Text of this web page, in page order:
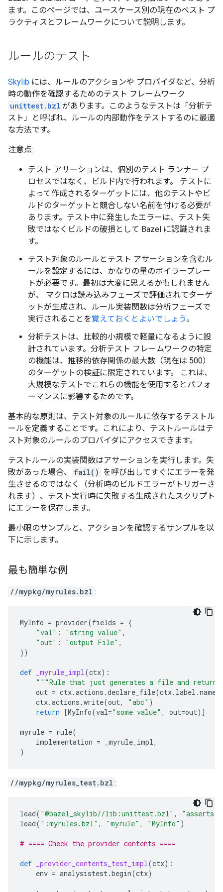
ます。このページでは、ユースケース別の現在のベスト プ
ラクティスとフレームワークについて説明します。
ルールのテスト
Skylib には、ルールのアクションや プロバイダなど、分析
時の動作を確認するためのテスト フレームワーク
unittest.bzl があります。このようなテストは「分析テ
スト」と呼ばれ、ルールの内部動作をテストするのに最適
な方法です。
注意点:
テスト アサーションは、個別のテスト ランナー プ
ロセスではなく、ビルド内で行われます。 テストに
よって作成されるターゲットには、他のテストやビ
ルドのターゲットと競合しない名前を付ける必要が
あります。テスト中に発生したエラーは、テスト失
敗ではなくビルドの破損として Bazel に認識されま
す。
テスト対象のルールとテスト アサーションを含むル
ールを設定するには、かなりの量のボイラープレー
トが必要です。最初は大変に思えるかもしれません
が、 マクロは読み込みフェーズで評価されてターゲ
ットが生成され、ルール実装関数は分析フェーズで
実行されることを覚えておくとよいでしょう。
分析テストは、比較的小規模で軽量になるように設
計されています。分析テスト フレームワークの特定
の機能は、推移的依存関係の最大数（現在は 500）
のターゲットの検証に限定されています。 これは、
大規模なテストでこれらの機能を使用するとパフォ
ーマンスに影響するためです。
基本的な原則は、テスト対象のルールに依存するテストル
ールを定義することです。これにより、テストルールはテ
スト対象のルールのプロバイダにアクセスできます。
テストルールの実装関数はアサーションを実行します。失
敗があった場合、
fail() を呼び出してすぐにエラーを発
生させるのではなく（分析時のビルドエラーがトリガーさ
れます）、テスト実行時に失敗する生成されたスクリプト
にエラーを保存します。
最小限のサンプルと、アクションを確認するサンプルを以
下に示します。
最も簡単な例
//mypkg/myrules.bzl :
MyInfo = provider(fields = {
"val" : "string value" ,
"out" : "output File" ,
})
def _myrule_impl(ctx):
"""Rule that just generates a file and
out = ctx.actions .declare_file(ctx. label .name
ctx.actions .write(out, "abc" )
return [MyInfo(val="some value" , out=out)]
myrule = rule(
implementation = _myrule_impl,
)
//mypkg/myrules_test.bzl :
load( "@bazel_skylib//lib:unittest.bzl" , "asserts"
load( ":myrules.bzl" , "myrule" , "MyInfo" )
# ==== Check the provider contents ====
def _provider_contents_test_impl(ctx):
env = analysistest.begin(ctx)